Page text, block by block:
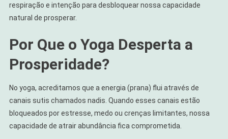
respiração e intenção para desbloquear nossa capacidade
natural de prosperar.
Por Que o Yoga Desperta a
Prosperidade?
No yoga, acreditamos que a energia (prana) flui através de
canais sutis chamados nadis. Quando esses canais estão
bloqueados por estresse, medo ou crenças limitantes, nossa
capacidade de atrair abundância fica comprometida.